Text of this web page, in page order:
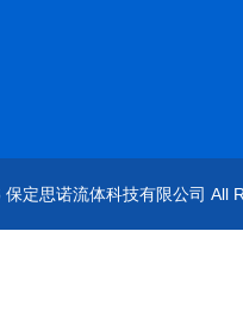
保定思诺流体科技有限公司